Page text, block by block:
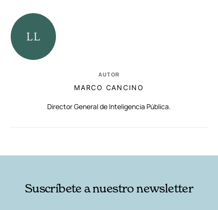
AUTOR
MARCO CANCINO
Director General de Inteligencia Pública.
Suscríbete a nuestro newsletter